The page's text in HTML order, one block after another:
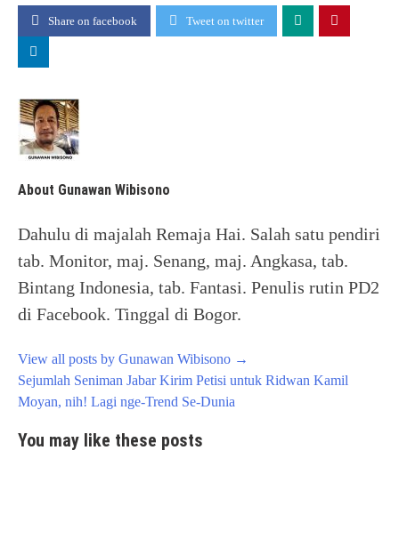
Share on facebook Tweet on twitter
About Gunawan Wibisono
Dahulu di majalah Remaja Hai. Salah satu pendiri
tab. Monitor, maj. Senang, maj. Angkasa, tab.
Bintang Indonesia, tab. Fantasi. Penulis rutin PD2
di Facebook. Tinggal di Bogor.
View all posts by Gunawan Wibisono →
Post
navigation
Sejumlah Seniman Jabar Kirim Petisi untuk Ridwan Kamil
Moyan, nih! Lagi nge-Trend Se-Dunia
You may like these posts